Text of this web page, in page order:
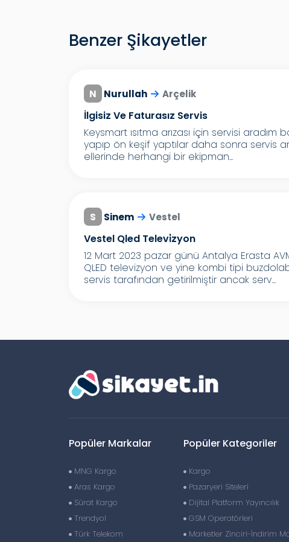
Benzer Şikayetler
N Nurullah Arçelik
İlgisiz Ve Faturasız Servis
Keysmart ısıtma arızası için servisi
yapıp ön keşif yaptılar daha sonra servis
ellerinde herhangi bir ekipman...
S Sinem Vestel
Vestel Qled Televi̇zyon
12 Mart 2023 pazar günü Antalya Erasta
QLED televizyon ve yine kombi tipi
servis tarafından getirilmiştir ancak serv...
Popüler Markalar
MNG Kargo
Aras Kargo
Sürat Kargo
Trendyol
Türk Telekom
Popüler Kategoriler
Kargo
Pazaryeri Siteleri
Dijital Platform Yayıncılık
GSM Operatörleri
Marketler Zinciri-İndirim